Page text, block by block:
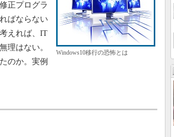
Windows10移行の恐怖とは
正プログラ
ばならない
えれば、IT
理はない。
のか。実例